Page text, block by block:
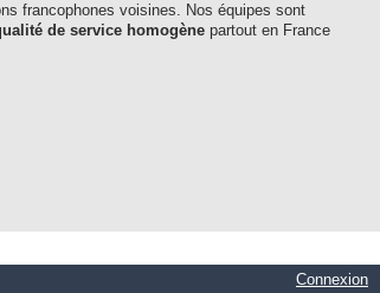
francophones voisines. Nos équipes sont
de service homogènepartout en France
Connexion